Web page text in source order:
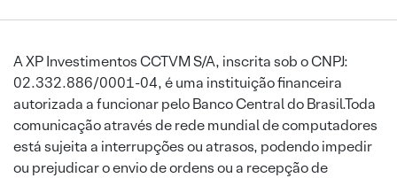
A XP Investimentos CCTVM S/A, inscrita sob o CNPJ:
02.332.886/0001-04, é uma instituição financeira
autorizada a funcionar pelo Banco Central do Brasil.Toda
comunicação através de rede mundial de computadores
está sujeita a interrupções ou atrasos, podendo impedir
ou prejudicar o envio de ordens ou a recepção de